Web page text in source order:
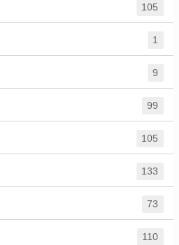
105
1
9
99
105
133
73
110